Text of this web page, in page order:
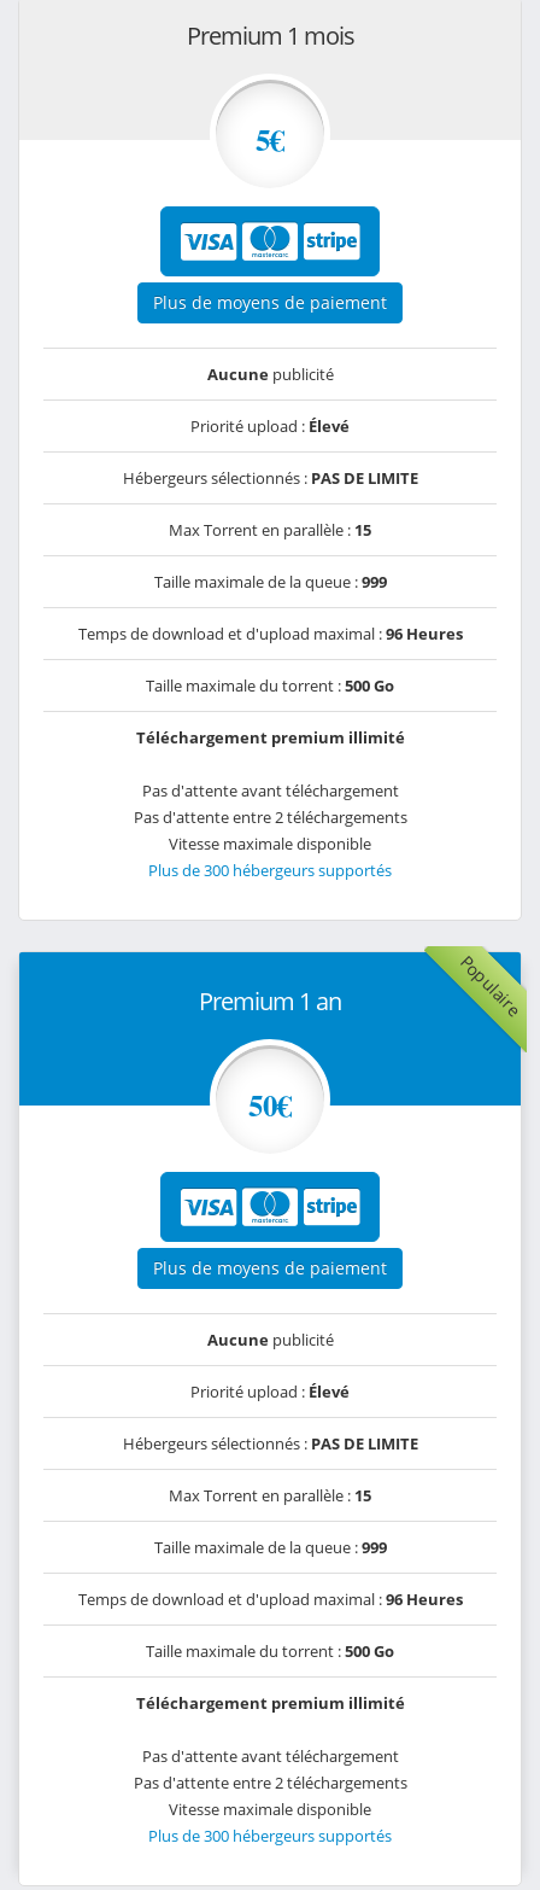
Premium 1 mois
5€
Plus de moyens de paiement
Aucunepublicité
Priorité upload : Élevé
Hébergeurs sélectionnés : PAS DE LIMITE
Max Torrent en parallèle : 15
Taille maximale de la queue :999
Temps de download et d'upload maximal :96 Heures
Taille maximale du torrent :500 Go
Téléchargement premium illimité
Pas d'attente avant téléchargement
Pas d'attente entre 2 téléchargements
Vitesse maximale disponible
Plus de 300 hébergeurs supportés
Populaire
Premium 1 an
50€
Plus de moyens de paiement
Aucunepublicité
Priorité upload : Élevé
Hébergeurs sélectionnés : PAS DE LIMITE
Max Torrent en parallèle : 15
Taille maximale de la queue :999
Temps de download et d'upload maximal :96 Heures
Taille maximale du torrent :500 Go
Téléchargement premium illimité
Pas d'attente avant téléchargement
Pas d'attente entre 2 téléchargements
Vitesse maximale disponible
Plus de 300 hébergeurs supportés